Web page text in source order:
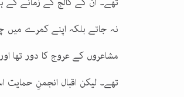
نہ جاتے بلکہ اپنے کمرے میں
مشاعروں کے عروج کا دور تھا
تھے۔ لیکن اقبال انجمنِ حمایت